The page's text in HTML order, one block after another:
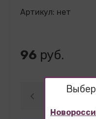
Артикул: нет
96 руб.